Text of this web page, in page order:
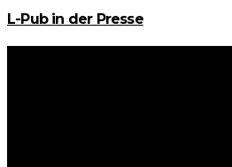
L-Pub in der Presse